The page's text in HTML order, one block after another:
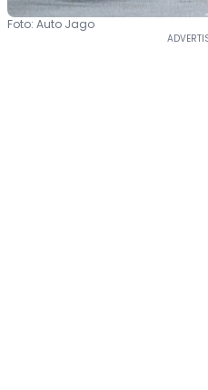
Foto: Auto Jago